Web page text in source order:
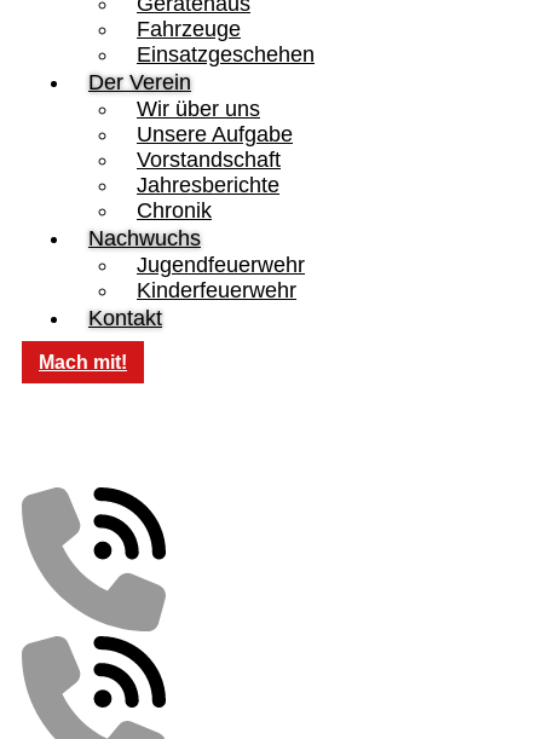
Fahrzeuge
Einsatzgeschehen
Der Verein
Wir über uns
Unsere Aufgabe
Vorstandschaft
Jahresberichte
Chronik
Nachwuchs
Jugendfeuerwehr
Kinderfeuerwehr
Kontakt
Mach mit!